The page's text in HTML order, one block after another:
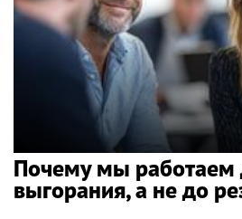
Почему мы работаем
выгорания, а не до